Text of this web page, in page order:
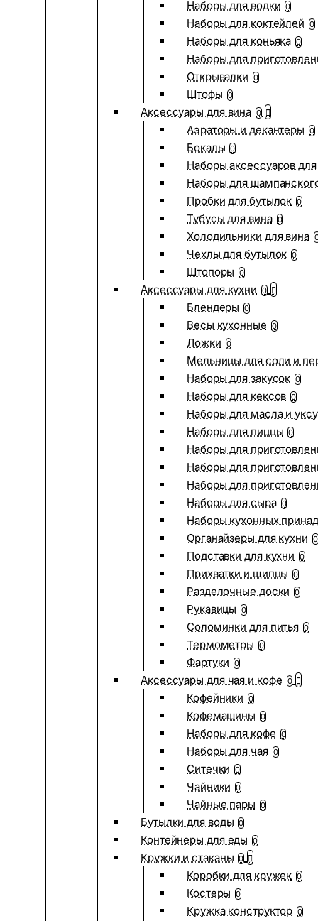
Наборы для водки 0
Наборы для коктейлей 0
Наборы для коньяка 0
Наборы для
Открывалки 0
Штофы 0
Аксессуары для вина 0
Аэраторы и декантеры 0
Бокалы 0
Наборы аксессуаров
Наборы для
Пробки для бутылок 0
Тубусы для вина 0
Холодильники для вина
Чехлы для бутылок 0
Штопоры 0
Аксессуары для кухни 0
Блендеры 0
Весы кухонные 0
Ложки 0
Мельницы для соли и
Наборы для закусок 0
Наборы для кексов 0
Наборы для масла и
Наборы для пиццы 0
Наборы для
Наборы для
Наборы для
Наборы для сыра 0
Наборы кухонных
Органайзеры для кухни 0
Подставки для кухни 0
Прихватки и щипцы 0
Разделочные доски 0
Рукавицы 0
Соломинки для питья 0
Термометры 0
Фартуки 0
Аксессуары для чая и кофе 0
Кофейники 0
Кофемашины 0
Наборы для кофе 0
Наборы для чая 0
Ситечки 0
Чайники 0
Чайные пары 0
Бутылки для воды 0
Контейнеры для еды 0
Кружки и стаканы 0
Коробки для кружек 0
Костеры 0
Кружка конструктор 0